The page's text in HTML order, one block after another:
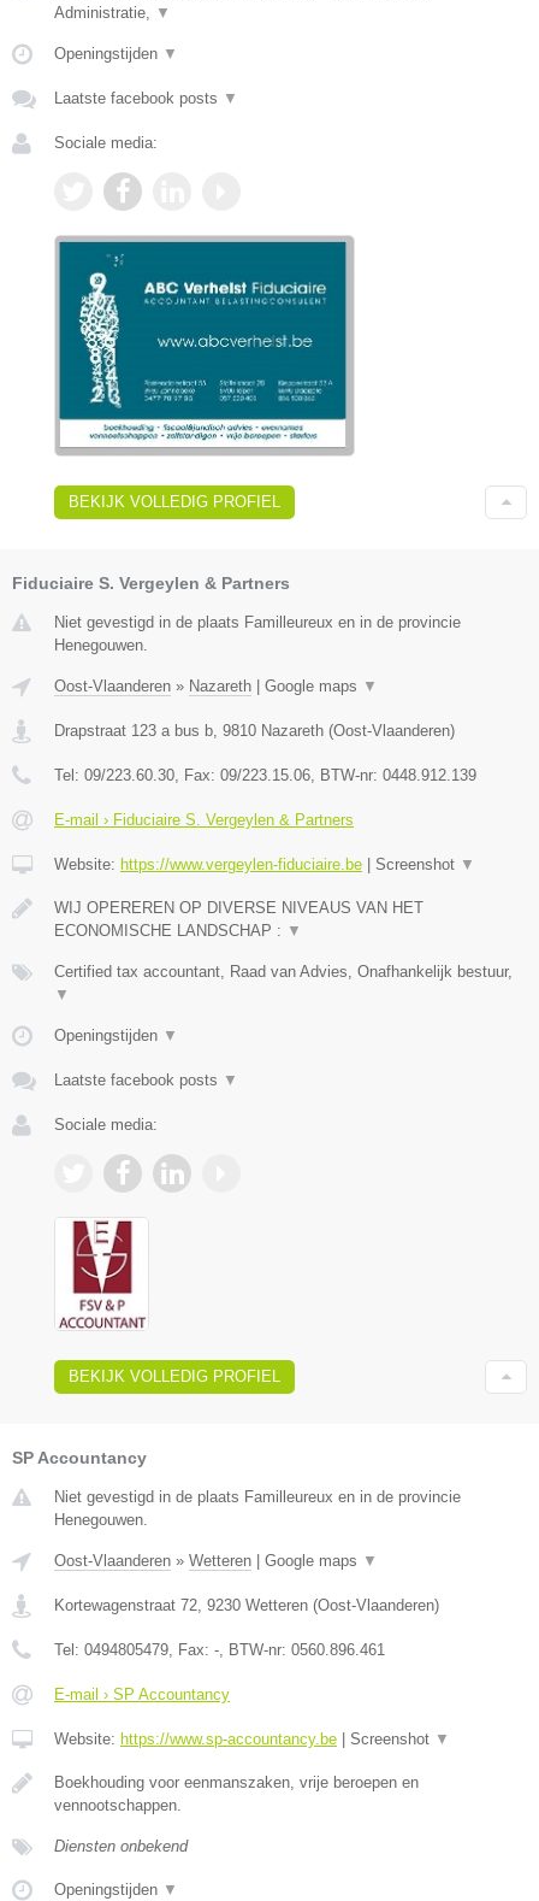
Administratie,
▼
Openingstijden ▼
Laatste facebook posts ▼
Sociale media:
BEKIJK VOLLEDIG PROFIEL
Fiduciaire S. Vergeylen & Partners
Niet gevestigd in de plaats Familleureux en in de provincie
Henegouwen.
Oost-Vlaanderen » Nazareth Google maps ▼
Drapstraat 123 a bus b, 9810 Nazareth (Oost-Vlaanderen)
Tel: 09/223.60.30, Fax: 09/223.15.06, BTW-nr: 0448.912.139
E-mail › Fiduciaire S. Vergeylen & Partners
Website: https://www.vergeylen-fiduciaire.be Screenshot ▼
WIJ OPEREREN OP DIVERSE NIVEAUS VAN HET
ECONOMISCHE LANDSCHAP : ▼
Certified tax accountant, Raad van Advies, Onafhankelijk bestuur,
▼
Openingstijden ▼
Laatste facebook posts ▼
Sociale media:
BEKIJK VOLLEDIG PROFIEL
SP Accountancy
Niet gevestigd in de plaats Familleureux en in de provincie
Henegouwen.
Oost-Vlaanderen » Wetteren Google maps ▼
Kortewagenstraat 72 9230 Wetteren (Oost-Vlaanderen)
Tel: 0494805479 , Fax: - , BTW-nr: 0560.896.461
E-mail › SP Accountancy
Website: https://www.sp-accountancy.be Screenshot ▼
Boekhouding voor eenmanszaken, vrije beroepen en
vennootschappen.
Diensten onbekend
Openingstijden ▼